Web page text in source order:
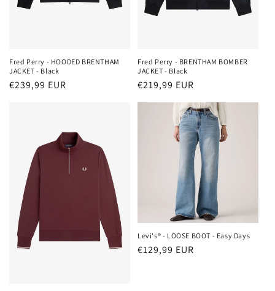
Fred Perry - HOODED BRENTHAM
JACKET - Black
Normaler
€239,99 EUR
Fred Perry - BRENTHAM BOMBER
JACKET - Black
Normaler
€219,99 EUR
Levi's® - LOOSE BOOT - Easy Days
Normaler
€129,99 EUR